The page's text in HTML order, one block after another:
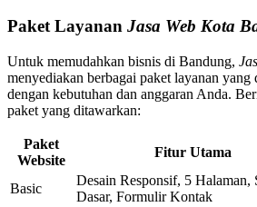
Paket Layanan Jasa Web Kota
Untuk memudahkan bisnis di Bandung,
menyediakan berbagai paket layanan yang
dengan kebutuhan dan anggaran Anda.
paket yang ditawarkan:
Paket
Website
Fitur Utama
Basic
Desain Responsif, 5 Halaman,
Dasar, Formulir Kontak